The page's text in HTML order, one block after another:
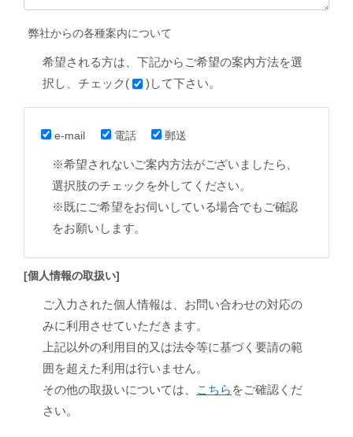
弊社からの各種案内について
希望される方は、下記からご希望の案内方法を選
択し、チェック(
)して下さい。
e-mail 電話 郵送
※希望されないご案内方法がございましたら、
選択肢のチェックを外してください。
※既にご希望をお伺いしている場合でもご確認
をお願いします。
[個人情報の取扱い]
ご入力された個人情報は、お問い合わせの対応の
みに利用させていただきます。
上記以外の利用目的又は法令等に基づく要請の範
囲を超えた利用は行いません。
その他の取扱いについては、
こちら をご確認くだ
さい。